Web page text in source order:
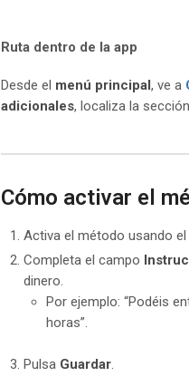
Ruta dentro de la app
Desde el menú principal, ve a
adicionales, localiza la sección
Cómo activar el
Activa el método usando el
Completa el campo
dinero.
Por ejemplo: “Podéis
horas”.
Pulsa Guardar.